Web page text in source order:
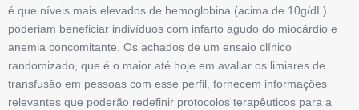
é que níveis mais elevados de hemoglobina (acima de 10g/dL)
poderiam beneficiar indivíduos com infarto agudo do miocárdio e
anemia concomitante. Os achados de um ensaio clínico
randomizado, que é o maior até hoje em avaliar os limiares de
transfusão em pessoas com esse perfil, fornecem informações
relevantes que poderão redefinir protocolos terapêuticos para a